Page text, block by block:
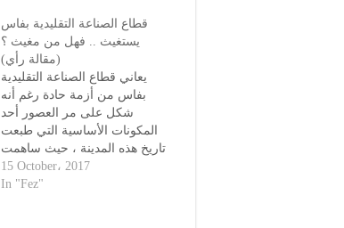
قطاع الصناعة التقليدية بفاس
يستغيث .. فهل من مغيث ؟
(مقالة رأي)
ﻳﻌﺎﻧﻲ ﻗﻄﺎﻉ ﺍﻟﺼﻨﺎﻋﺔ ﺍﻟﺘﻘﻠﻴﺪﻳﺔ
ﺑﻔﺎﺱ ﻣﻦ ﺃﺯﻣﺔ ﺣﺎﺩﺓ ﺭﻏﻢ ﺃﻧﻪ
ﺷﻜﻞ ﻋﻠﻰ ﻣﺮ ﺍﻟﻌﺼﻮﺭ ﺃﺣﺪ
ﺍﻟﻤﻜﻮﻧﺎﺕ ﺍﻷ‌ﺳﺎﺳﻴﺔ ﺍﻟﺘﻲ ﻃﺒﻌﺖ
ﺗﺎﺭﻳﺦ ﻫﺬﻩ ﺍﻟﻤﺪﻳﻨﺔ ، ﺣﻴﺚ ﺳﺎﻫﻤﺖ
ﺍﻟﺤﺮﻑ ﺍﻟﺘﻘﻠﻴﺪﻳﺔ ﺑﺤﻤﻮﻻ‌ﺗﻬﺎ
ﺍﻟﺘﺎﺭﻳﺨﻴﺔ ﻭﺍﻟﺜﻘﺎﻓﻴﺔ ﻓﻲ ﺗﻜﺮﻳﺲ
15 October، 2017
In "Fez"